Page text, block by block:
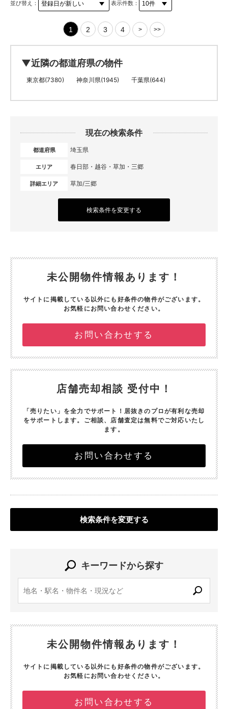
並び替え： 表示件数：
1 2 3 4 > >>
▼近隣の都道府県の物件
東京都(7380) 神奈川県(1945) 千葉県(644)
現在の検索条件
都道府県 埼玉県
エリア 春日部・越谷・草加・三郷
詳細エリア 草加/三郷
検索条件を変更する
未公開物件情報あります！
サイトに掲載している以外にも好条件の物件がございます。
お気軽にお問い合わせください。
お問い合わせする
店舗売却相談 受付中！
「売りたい」を全力でサポート！ 居抜きのプロが有利な売却
をサポートします。 ご相談、店舗査定は無料でご対応いたし
ます。
お問い合わせする
検索条件を変更する
キーワードから探す
未公開物件情報あります！
サイトに掲載している以外にも好条件の物件がございます。
お気軽にお問い合わせください。
お問い合わせする